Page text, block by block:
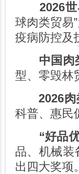
2026
球肉类贸易
疫病防控及
中国肉
型、零毁林
2026
科普、惠民
“好品
品、机械装
出四大奖项。